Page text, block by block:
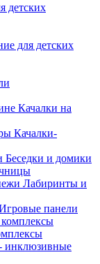
детских
для детских
Качалки на
Качалки-
Беседки и домики
Лабиринты и
панели